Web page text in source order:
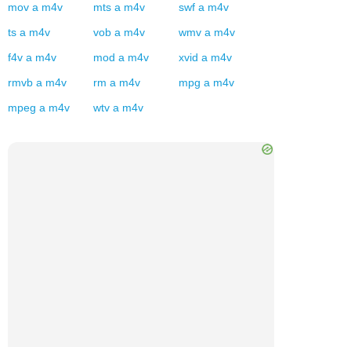
mov a m4v mts a m4v swf a m4v
ts a m4v vob a m4v wmv a m4v
f4v a m4v mod a m4v xvid a m4v
rmvb a m4v rm a m4v mpg a m4v
mpeg a m4v wtv a m4v